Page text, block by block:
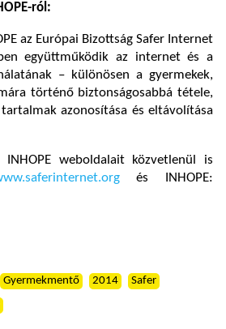
ról:
az Európai Bizottság Safer Internet
együttműködik az internet és a
– különösen a gyermekek,
történő biztonságosabbá tétele,
azonosítása és eltávolítása
weboldalait közvetlenül is
és INHOPE:
Gyermekmentő 2014
Safer